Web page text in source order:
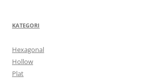
KATEGORI
Hexagonal
Hollow
Plat